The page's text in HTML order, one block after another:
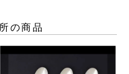
の商品